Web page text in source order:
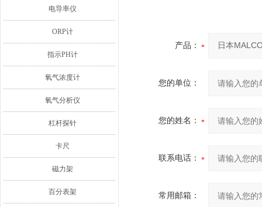
电导率仪
ORP计
指示PH计
氧气浓度计
氧气分析仪
杠杆探针
卡尺
磁力架
百分表架
产品：
您的单位：
您的姓名：
联系电话：
常用邮箱：